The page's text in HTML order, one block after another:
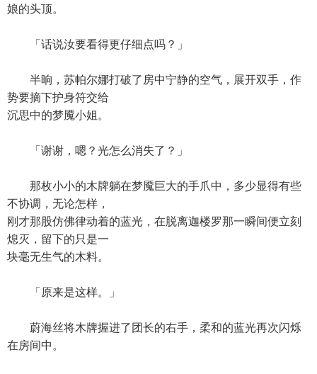
娘的头顶。
「话说汝要看得更仔细点吗？」
半晌，苏帕尔娜打破了房中宁静的空气，展开双手，作
势要摘下护身符交给
沉思中的梦魇小姐。
「谢谢，嗯？光怎么消失了？」
那枚小小的木牌躺在梦魇巨大的手爪中，多少显得有些
不协调，无论怎样，
刚才那股仿佛律动着的蓝光，在脱离迦楼罗那一瞬间便立刻
熄灭，留下的只是一
块毫无生气的木料。
「原来是这样。」
蔚海丝将木牌握进了团长的右手，柔和的蓝光再次闪烁
在房间中。